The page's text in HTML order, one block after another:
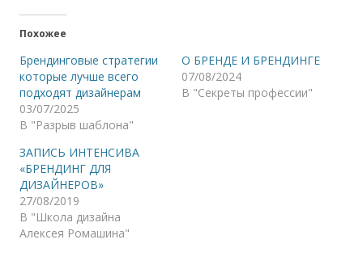
Похожее
Брендинговые стратегии
которые лучше всего
подходят дизайнерам
03/07/2025
В "Разрыв шаблона"
О БРЕНДЕ И БРЕНДИНГЕ
07/08/2024
В "Секреты профессии"
ЗАПИСЬ ИНТЕНСИВА
«БРЕНДИНГ ДЛЯ
ДИЗАЙНЕРОВ»
27/08/2019
В "Школа дизайна
Алексея Ромашина"